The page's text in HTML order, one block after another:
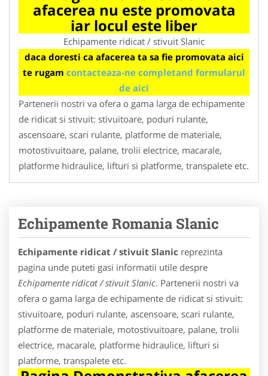
afacerea nu este promovata
iar locul este liber
Echipamente ridicat / stivuit Slanic
daca doresti ca afacerea ta sa fie promovata aici
te rugam contacteaza-ne completand formularul
de aici
Partenerii nostri va ofera o gama larga de echipamente
de ridicat si stivuit: stivuitoare, poduri rulante,
ascensoare, scari rulante, platforme de materiale,
motostivuitoare, palane, trolii electrice, macarale,
platforme hidraulice, lifturi si platforme, transpalete etc.
Echipamente Romania Slanic
Echipamente ridicat / stivuit Slanic reprezinta
pagina unde puteti gasi informatii utile despre
Echipamente ridicat / stivuit Slanic. Partenerii nostri va
ofera o gama larga de echipamente de ridicat si stivuit:
stivuitoare, poduri rulante, ascensoare, scari rulante,
platforme de materiale, motostivuitoare, palane, trolii
electrice, macarale, platforme hidraulice, lifturi si
platforme, transpalete etc.